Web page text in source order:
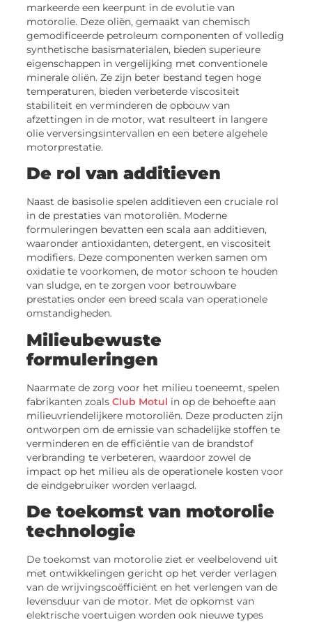
markeerde een keerpunt in de evolutie van
motorolie. Deze oliën, gemaakt van chemisch
gemodificeerde petroleum componenten of volledig
synthetische basismaterialen, bieden superieure
eigenschappen in vergelijking met conventionele
minerale oliën. Ze zijn beter bestand tegen hoge
temperaturen, bieden verbeterde viscositeit
stabiliteit en verminderen de opbouw van
afzettingen in de motor, wat resulteert in langere
olie verversingsintervallen en een betere algehele
motorprestatie.
De rol van additieven
Naast de basisolie spelen additieven een cruciale rol
in de prestaties van motoroliën. Moderne
formuleringen bevatten een scala aan additieven,
waaronder antioxidanten, detergent, en viscositeit
modifiers. Deze componenten werken samen om
oxidatie te voorkomen, de motor schoon te houden
van sludge, en te zorgen voor betrouwbare
prestaties onder een breed scala van operationele
omstandigheden.
Milieubewuste
formuleringen
Naarmate de zorg voor het milieu toeneemt, spelen
fabrikanten zoalsClub Motul in op de behoefte aan
milieuvriendelijkere motoroliën. Deze producten zijn
ontworpen om de emissie van schadelijke stoffen te
verminderen en de efficiëntie van de brandstof
verbranding te verbeteren, waardoor zowel de
impact op het milieu als de operationele kosten voor
de eindgebruiker worden verlaagd.
De toekomst van motorolie
technologie
De toekomst van motorolie ziet er veelbelovend uit
met ontwikkelingen gericht op het verder verlagen
van de wrijvingscoëfficiënt en het verlengen van de
levensduur van de motor. Met de opkomst van
elektrische voertuigen worden ook nieuwe types